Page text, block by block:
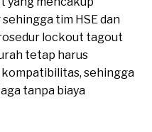
tim HSE dan
lockout tagout
tetap harus
sehingga
tanpa biaya